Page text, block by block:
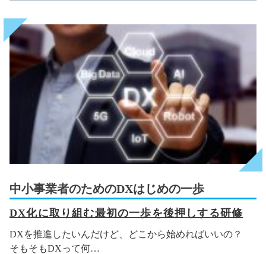
中小事業者のためのDXはじめの一歩
DX化に取り組む最初の一歩を後押しする研修
DXを推進したいんだけど、どこから始めればいいの？
そもそもDXって何…